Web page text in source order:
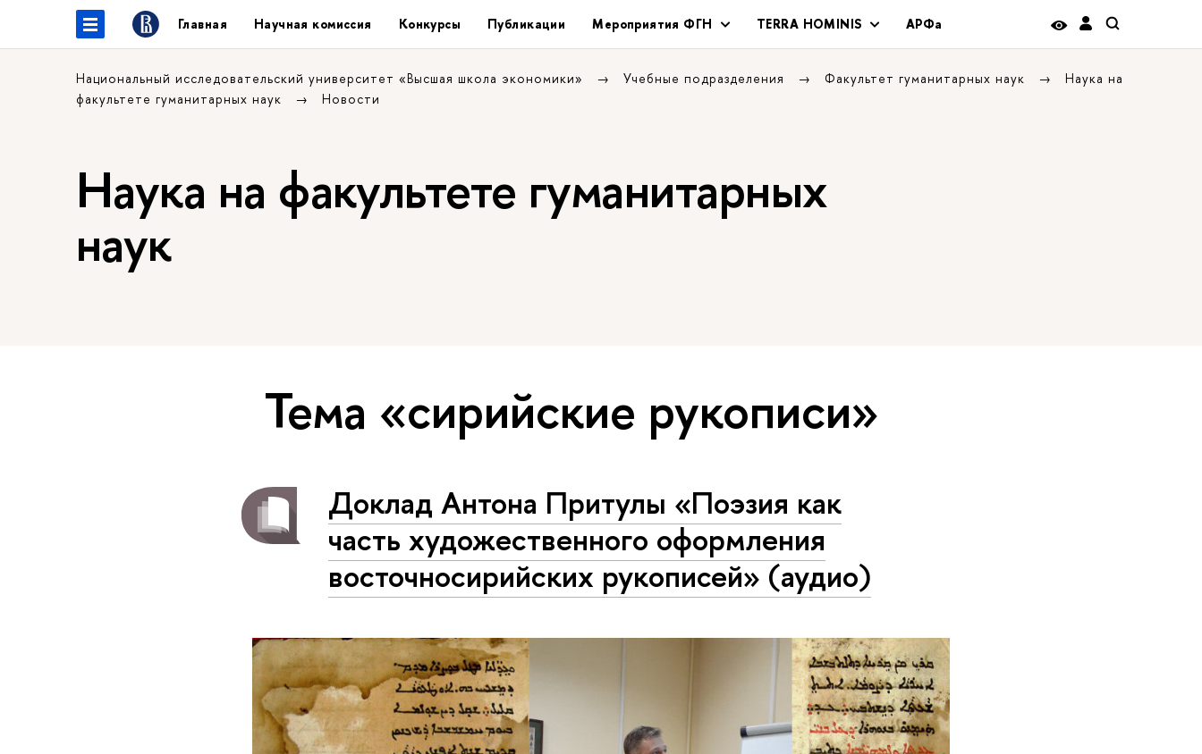
Главная Научная комиссия Конкурсы Публикации Мероприятия ФГН TERRA HOMINIS АРФа
Национальный исследовательский университет «Высшая школа экономики» Учебные подразделения Факультет гуманитарных наук
Наука на
факультете гуманитарных наук
Новости
Наука на факультете гуманитарных
наук
Тема «сирийские рукописи»
Доклад Антона Притулы «Поэзия как
часть художественного оформления
восточносирийских рукописей» (аудио)